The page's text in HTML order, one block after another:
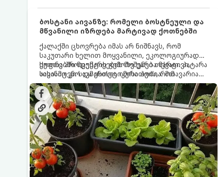
ბოსტანი აივანზე: რომელი ბოსტნეული და
მწვანილი იზრდება მარტივად ქოთნებში
ქალაქში ცხოვრება იმას არ ნიშნავს, რომ
საკუთარი ხელით მოყვანილი, ეკოლოგიურად
სუფთა პროდუქტის გემოზე უარი თქვათ. პატარა
აივანიც კი საკმარისია იმისათვის, რომ
მოიწყოთ მინი-ბოსტანი, საიდანაც
ყოველდღიურად ახალ, არომატულ მწვანილსა
და ბოსტნეულს მოკრეფთ.
ქოთნებში მცენარეების მოშენება მარტივი,
სასიამოვნო და ესთეტიკური ჰობია. მთავარია
იცოდეთ, რომელი კულტურები ეგუებიან
ქოთნის პირობებს ყველაზე კარგად და როგორ
მოუაროთ მათ სწორად.